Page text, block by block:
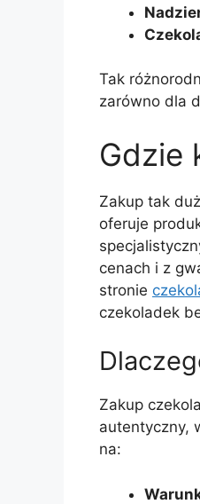
Tak
zarówno dla
Gdzie
Zakup tak
oferuje
cenach i z
stronie
czekoladek
Zakup
autentyczny,
na: